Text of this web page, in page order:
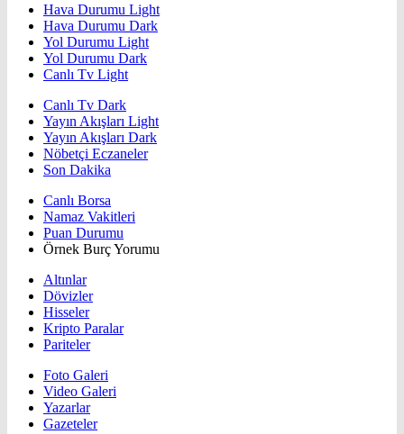
Hava Durumu Light
Hava Durumu Dark
Yol Durumu Light
Yol Durumu Dark
Canlı Tv Light
Canlı Tv Dark
Yayın Akışları Light
Yayın Akışları Dark
Nöbetçi Eczaneler
Son Dakika
Canlı Borsa
Namaz Vakitleri
Puan Durumu
Örnek Burç Yorumu
Altınlar
Dövizler
Hisseler
Kripto Paralar
Pariteler
Foto Galeri
Video Galeri
Yazarlar
Gazeteler